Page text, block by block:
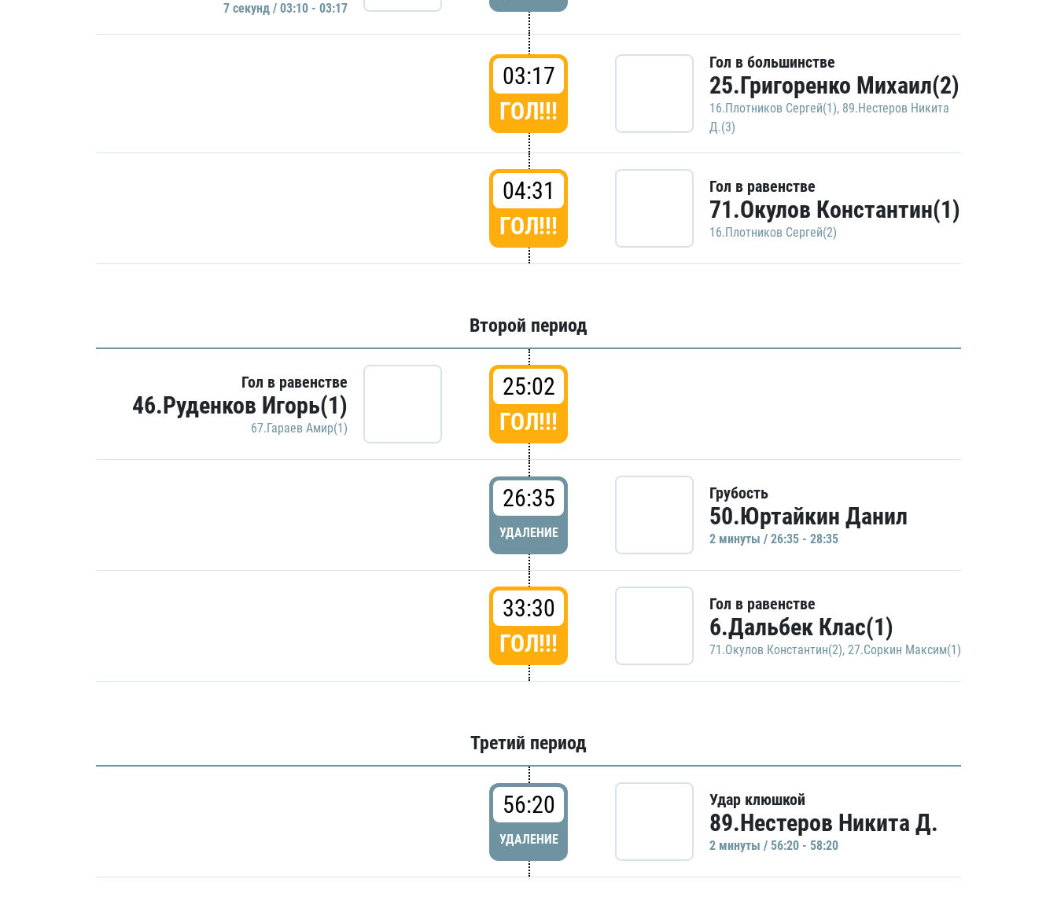
7 секунд / 03:10 - 03:17
03:17
ГОЛ!!!
Гол в большинстве
25.Григоренко Михаил(2)
16.Плотников Сергей(1), 89.Нестеров Никита
Д.(3)
04:31
ГОЛ!!!
Гол в равенстве
71.Окулов Константин(1)
16.Плотников Сергей(2)
Второй период
Гол в равенстве
46.Руденков Игорь(1)
67.Гараев Амир(1)
25:02
ГОЛ!!!
26:35
УДАЛЕНИЕ
Грубость
50.Юртайкин Данил
2 минуты / 26:35 - 28:35
33:30
ГОЛ!!!
Гол в равенстве
6.Дальбек Клас(1)
71.Окулов Константин(2), 27.Соркин Максим(1)
Третий период
56:20
УДАЛЕНИЕ
Удар клюшкой
89.Нестеров Никита Д.
2 минуты / 56:20 - 58:20